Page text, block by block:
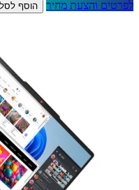
לפרטים והצעת מחיר
הוסף